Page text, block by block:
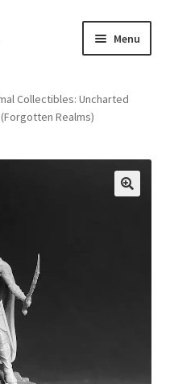
Menu
Collectibles: Uncharted
Realms)